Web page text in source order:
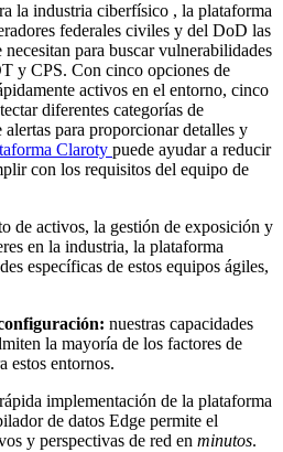
la industria ciberfísico , la plataforma
federales civiles y del DoD las
para buscar vulnerabilidades
y CPS. Con cinco opciones de
activos en el entorno, cinco
diferentes categorías de
alertas para proporcionar detalles y
Claroty puede ayudar a reducir
con los requisitos del equipo de
de activos, la gestión de exposición y
en la industria, la plataforma
específicas de estos equipos ágiles,
nuestras capacidades
la mayoría de los factores de
estos entornos.
implementación de la plataforma
de datos Edge permite el
y perspectivas de red en minutos.